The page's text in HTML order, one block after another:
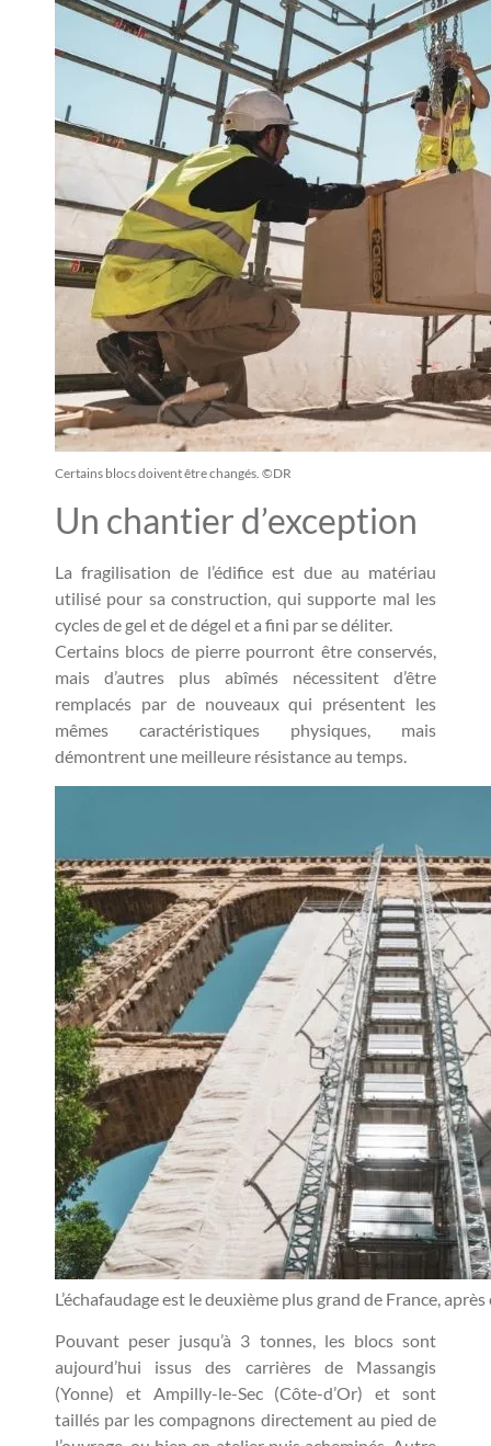
Certains blocs doivent être changés. ©DR
Un chantier d’exception
La fragilisation de l’édifice est due au matériau
utilisé pour sa construction, qui supporte mal les
cycles de gel et de dégel et a fini par se déliter.
Certains blocs de pierre pourront être conservés,
mais d’autres plus abîmés nécessitent d’être
remplacés par de nouveaux qui présentent les
mêmes caractéristiques physiques, mais
démontrent une meilleure résistance au temps.
L’échafaudage est le deuxième plus grand de France,
Pouvant peser jusqu’à 3 tonnes, les blocs sont
aujourd’hui issus des carrières de Massangis
(Yonne) et Ampilly-le-Sec (Côte-d’Or) et sont
taillés par les compagnons directement au pied de